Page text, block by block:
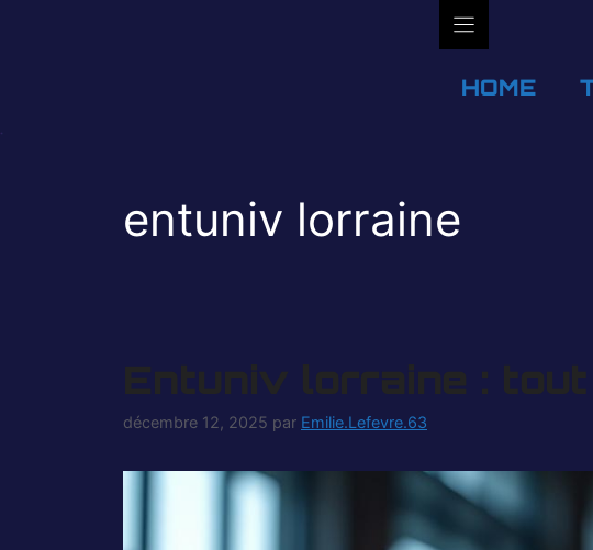
HOME
entuniv lorraine
Entuniv lorraine :
décembre 12, 2025 par Emilie.Lefevre.63